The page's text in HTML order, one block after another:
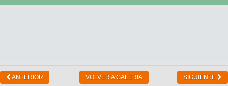
ANTERIOR VOLVER A GALERIA SIGUIENTE